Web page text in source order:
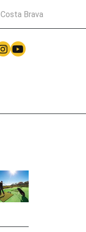
Costa Brava